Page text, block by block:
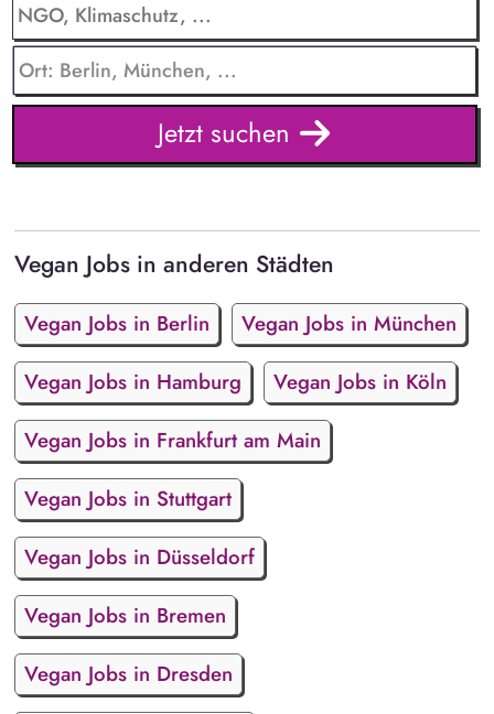
Jetzt suchen
Vegan Jobs in anderen Städten
Vegan Jobs in Berlin
Vegan Jobs in München
Vegan Jobs in Hamburg
Vegan Jobs in Köln
Vegan Jobs in Frankfurt am Main
Vegan Jobs in Stuttgart
Vegan Jobs in Düsseldorf
Vegan Jobs in Bremen
Vegan Jobs in Dresden